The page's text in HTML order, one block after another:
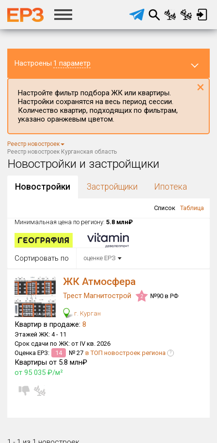
Настроены 1 параметр
Регион ЖК
Курганская область
Район в регионе
Все
Все
Район в городе
₽/м²
Цена
от
Общая площадь, м²
от
Срок сдачи
от Сдан в 2024
×ДАП
Настройте фильтр подбора ЖК или квартиры.
Настройки сохранятся на весь период сессии.
Количество квартир, подходящих по фильтрам,
указано оранжевым цветом.
×
Реестр новостроек
Реестр новостроек Курганская область
Новостройки и застройщики
Новостройки Застройщики Ипотека
Список
Таблица
Минимальная цена по региону: 5.8 млн₽
Сортировать по оценке ЕРЗ
ЖК Атмосфера
Трест Магнитострой 2 №90 в РФ
г. Курган
Квартир в продаже: 8
Этажей ЖК: 4 - 11
Срок сдачи по ЖК: от IV кв. 2026
Оценка ЕРЗ:
14 № 27 в ТОП новостроек региона ?
Квартиры от 5.8 млн₽
от 95 035 ₽/м²